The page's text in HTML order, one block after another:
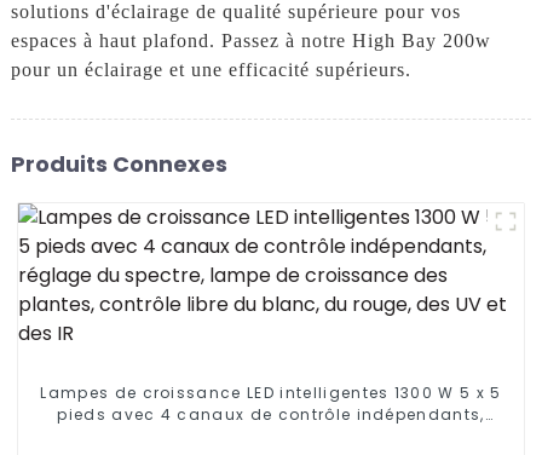
solutions d'éclairage de qualité supérieure pour vos
espaces à haut plafond. Passez à notre High Bay 200w
pour un éclairage et une efficacité supérieurs.
Produits Connexes
Lampes de croissance LED intelligentes 1300 W 5 x 5
pieds avec 4 canaux de contrôle indépendants,